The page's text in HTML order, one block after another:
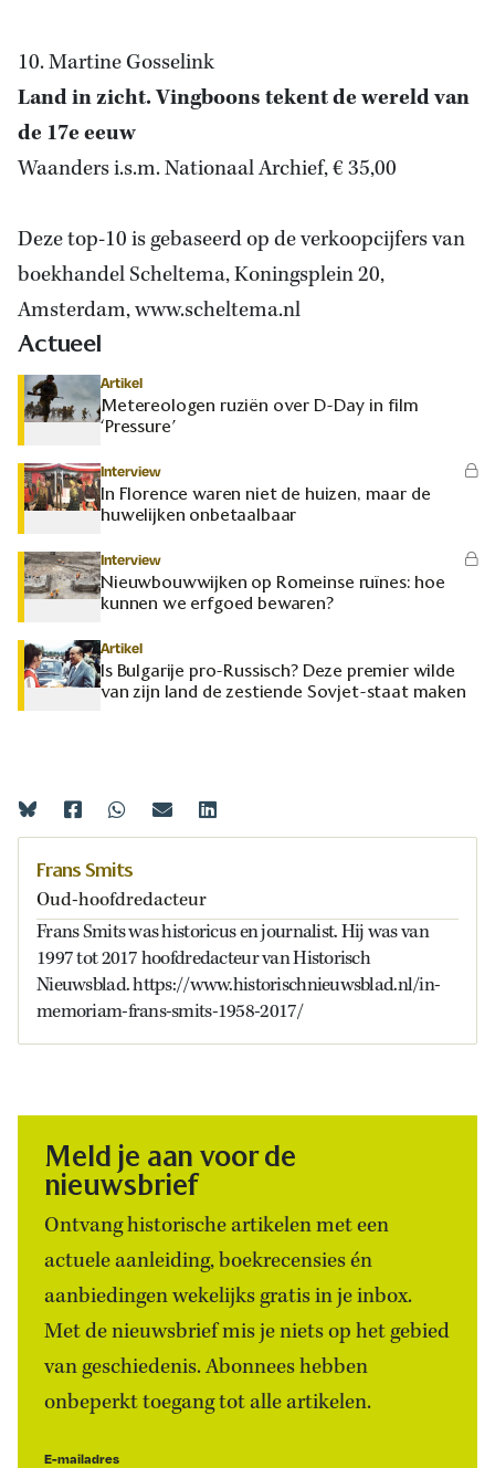
10. Martine Gosselink
Land in zicht. Vingboons tekent de wereld van
de 17e eeuw
Waanders i.s.m. Nationaal Archief, € 35,00
Deze top-10 is gebaseerd opde verkoopcijfers van
boekhandelScheltema, Koningsplein 20,
Amsterdam, www.scheltema.nl
Actueel
Artikel
Metereologen ruziën over D-Day in film
‘Pressure’
Interview
In Florence waren niet de huizen, maar de
huwelijken onbetaalbaar
Interview
Nieuwbouwwijken op Romeinse ruïnes: hoe
kunnen we erfgoed bewaren?
Artikel
Is Bulgarije pro-Russisch? Deze premier wilde
van zijn land de zestiende Sovjet-staat maken
Frans Smits
Oud-hoofdredacteur
Frans Smits was historicus en journalist. Hij was van
1997 tot 2017 hoofdredacteur van Historisch
Nieuwsblad. https://www.historischnieuwsblad.nl/in-
memoriam-frans-smits-1958-2017/
Meld je aan voor de
nieuwsbrief
Ontvang historische artikelen met een
actuele aanleiding, boekrecensies én
aanbiedingen wekelijks gratis in je inbox.
Met de nieuwsbrief mis je niets op het gebied
van geschiedenis. Abonnees hebben
onbeperkt toegang tot alle artikelen.
E-mailadres